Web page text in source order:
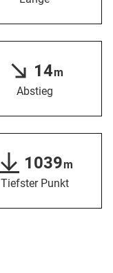
14m
Abstieg
1039m
Tiefster Punkt